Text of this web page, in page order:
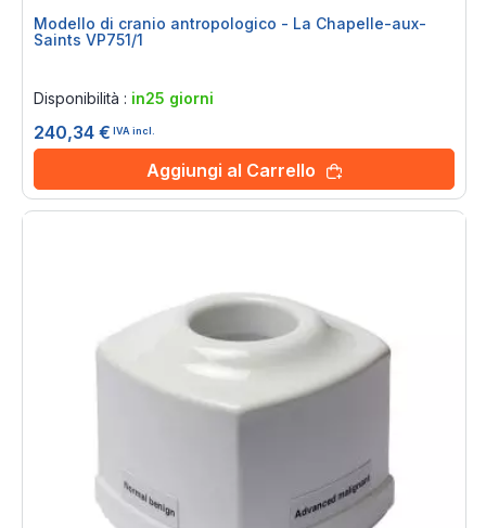
Modello di cranio antropologico - La Chapelle-aux-
Saints VP751/1
Disponibilità : in25 giorni
240,34 € IVA incl.
Aggiungi al Carrello